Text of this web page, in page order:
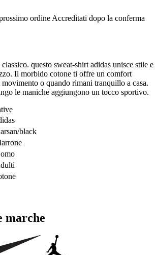
ordine Accreditati dopo la conferma
questo sweat-shirt adidas unisce stile e
Il morbido cotone ti offre un comfort
o quando rimani tranquillo a casa.
le maniche aggiungono un tocco sportivo.
black
marche